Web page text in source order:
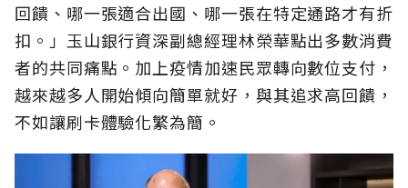
回饋、哪一張適合出國、哪一張在特定通路才有折
扣。」玉山銀行資深副總經理林榮華點出多數消費
者的共同痛點。加上疫情加速民眾轉向數位支付，
越來越多人開始傾向簡單就好，與其追求高回饋，
不如讓刷卡體驗化繁為簡。